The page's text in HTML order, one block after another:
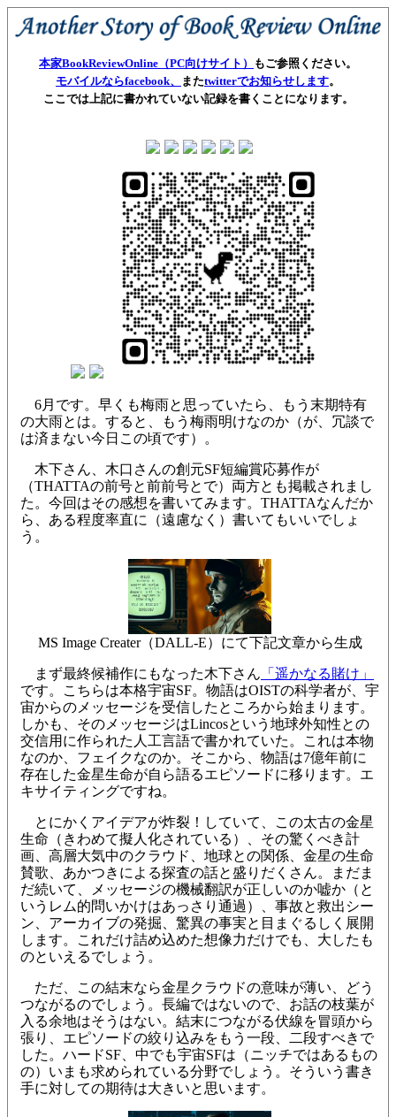
本家BookReviewOnline（PC向けサイト）
もご参照ください。
モバイルならfacebook、
またtwitterでお知らせします。
ここでは上記に書かれていない記録を書くことになります。
6月です。早くも梅雨と思っていたら、もう末期特有
の大雨とは。すると、もう梅雨明けなのか（が、冗談で
は済まない今日この頃です）。
木下さん、木口さんの創元SF短編賞応募作が
（THATTAの前号と前前号とで）両方とも掲載されまし
た。今回はその感想を書いてみます。THATTAなんだか
ら、ある程度率直に（遠慮なく）書いてもいいでしょ
う。
MS Image Creater（DALL-E）にて下記文章から生成
まず最終候補作にもなった木下さん 「遥かなる賭け」
です。こちらは本格宇宙SF。物語はOISTの科学者が、宇
宙からのメッセージを受信したところから始まります。
しかも、そのメッセージはLincosという地球外知性との
交信用に作られた人工言語で書かれていた。これは本物
なのか、フェイクなのか。そこから、物語は7億年前に
存在した金星生命が自ら語るエピソードに移ります。エ
キサイティングですね。
とにかくアイデアが炸裂！していて、この太古の金星
生命（きわめて擬人化されている）、その驚くべき計
画、高層大気中のクラウド、地球との関係、金星の生命
賛歌、あかつきによる探査の話と盛りだくさん。まだま
だ続いて、メッセージの機械翻訳が正しいのか嘘か（と
いうレム的問いかけはあっさり通過）、事故と救出シー
ン、アーカイブの発掘、驚異の事実と目まぐるしく展開
します。これだけ詰め込めた想像力だけでも、大したも
のといえるでしょう。
ただ、この結末なら金星クラウドの意味が薄い、どう
つながるのでしょう。長編ではないので、お話の枝葉が
入る余地はそうはない。結末につながる伏線を冒頭から
張り、エピソードの絞り込みをもう一段、二段すべきで
した。ハードSF、中でも宇宙SFは（ニッチではあるもの
の）いまも求められている分野でしょう。そういう書き
手に対しての期待は大きいと思います。